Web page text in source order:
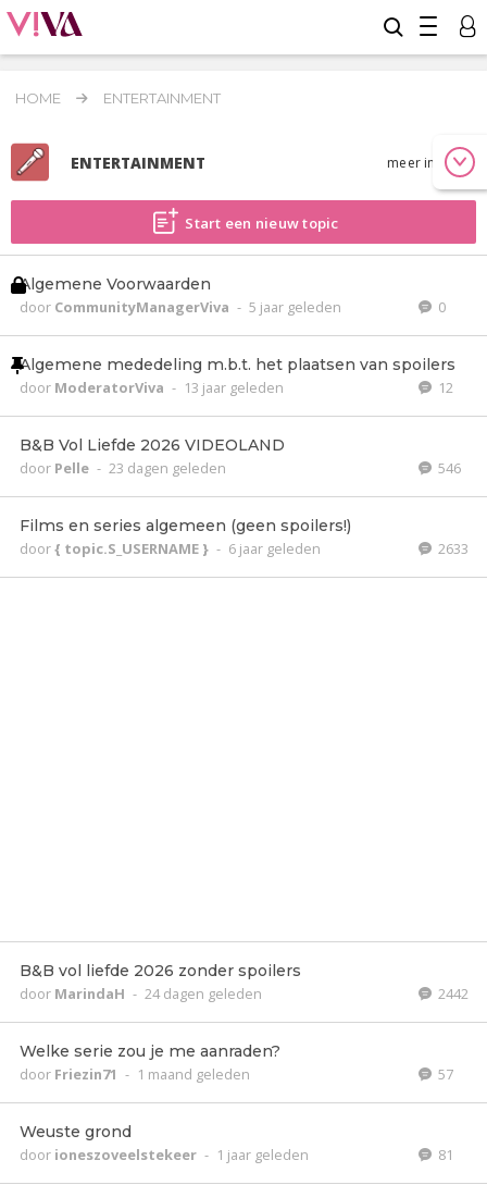
HOME ENTERTAINMENT
ENTERTAINMENT meer info
Start een nieuw topic
Algemene Voorwaarden
door CommunityManagerViva - 5 jaar geleden 0
Algemene mededeling m.b.t. het plaatsen van spoilers
door ModeratorViva - 13 jaar geleden 12
B&B Vol Liefde 2026 VIDEOLAND
door Pelle - 23 dagen geleden 546
Films en series algemeen (geen spoilers!)
door{ topic.S_USERNAME } - 6 jaar geleden 2633
B&B vol liefde 2026 zonder spoilers
door MarindaH - 24 dagen geleden 2442
Welke serie zou je me aanraden?
door Friezin71 - 1 maand geleden 57
Weuste grond
door ioneszoveelstekeer - 1 jaar geleden 81